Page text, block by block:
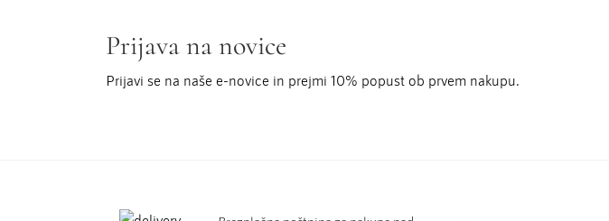
Prijava na novice
Prijavi se na naše e-novice in prejmi 10% popust ob prvem nakupu.